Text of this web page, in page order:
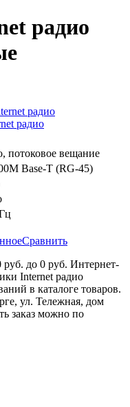
радио
радио
потоковое вещание
Base-T (RG-45)
Сравнить
руб. до 0 руб. Интернет-
Internet радио
в каталоге товаров.
ул. Тележная, дом
заказ можно по